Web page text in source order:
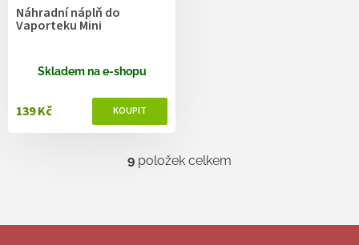
Náhradní náplň do
Vaporteku Mini
Skladem na e-shopu
139 Kč
O
d
9 položek celkem
Z